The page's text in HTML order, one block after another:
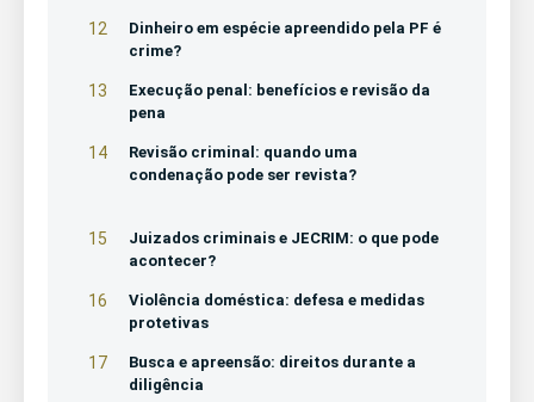
12
Dinheiro em espécie apreendido pela PF é
crime?
13
Execução penal: benefícios e revisão da
pena
14
Revisão criminal: quando uma
condenação pode ser revista?
15
Juizados criminais e JECRIM: o que pode
acontecer?
16
Violência doméstica: defesa e medidas
protetivas
17
Busca e apreensão: direitos durante a
diligência